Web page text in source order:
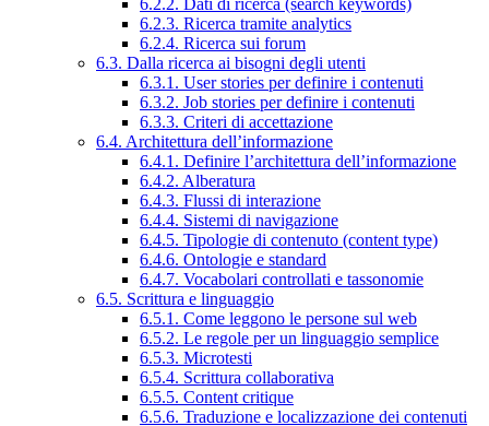
6.2.3. Ricerca tramite analytics
6.2.4. Ricerca sui forum
6.3. Dalla ricerca ai bisogni degli utenti
6.3.1. User stories per definire i contenuti
6.3.2. Job stories per definire i contenuti
6.3.3. Criteri di accettazione
6.4. Architettura dell’informazione
6.4.1. Definire l’architettura dell’informazione
6.4.2. Alberatura
6.4.3. Flussi di interazione
6.4.4. Sistemi di navigazione
6.4.5. Tipologie di contenuto (content type)
6.4.6. Ontologie e standard
6.4.7. Vocabolari controllati e tassonomie
6.5. Scrittura e linguaggio
6.5.1. Come leggono le persone sul web
6.5.2. Le regole per un linguaggio semplice
6.5.3. Microtesti
6.5.4. Scrittura collaborativa
6.5.5. Content critique
6.5.6. Traduzione e localizzazione dei contenuti